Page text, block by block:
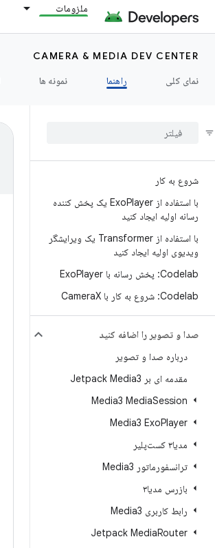
ملزومات
CAMERA & MEDIA DEV CENTER
نمای کلی
راهنما نمونه ها
شروع به کار
با استفاده از Exo
Player یک پخش کننده
رسانه اولیه ایجاد کنید
با استفاده از Transformer یک ویرایشگر
ویدیوی اولیه ایجاد کنید
Codelab: پخش رسانه با Exo
Player
Codelab: شروع به کار با Camera
X
صدا و تصویر را اضافه کنید
درباره صدا و تصویر
مقدمه ای بر Jetpack Media3
Media3 MediaSession
Media3 ExoPlayer
مدیا۳ کست‌پلیر
ترانسفورماتور Media3
بازرس مدیا۳
رابط کاربری Media3
Jetpack MediaRouter